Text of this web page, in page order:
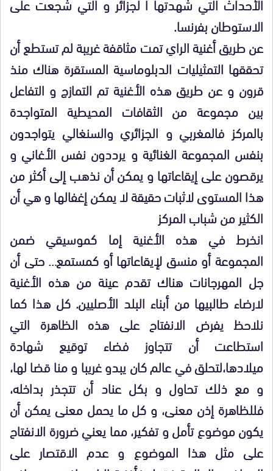
الاستوطان بفرنسا.
عن طريق أغنية الراي تمت مثاقفة غريبة لم تستطع أن
تحققها التمثيليات الدبلوماسية المستقرة هناك منذ
قرون و عن طريق هذه الأغنية تم التمازج و التفاعل
بين مجموعة من الثقافات المحيطية المتواجدة
بالمركز فالمغربي و الجزائري والسنغالي يتواجدون
بنفس المجموعة الغنائية و يرددون نفس الأغاني و
يرقصون على إيقاعاتها و يمكن أن نذهب إلى أكثر من
هذا المستوى لاثبات حقيقة لا يمكن إغفالها و هي أن
الكثير من شباب المركز
انخرط في هذه الأغنية إما كموسيقي ضمن
المجموعة أو منسق لإيقاعاتها أو كمستمع… حتى أن
جل المهرجانات هناك تقدم عينة من هذه الأغنية
لارضاء طالبيها من أبناء البلد الأصليين. كل هذا كما
نلاحظ يفرض الانفتاح على هذه الظاهرة التي
استطاعت أن تتجاوز فضاء توقيع شهادة
ميلادها،لتحلق في عالم كان يبدو غريبا و منا قضا لها،
و مع ذلك تحاول و بكل عناد أن تتجذر بداخله،
فللظاهرة إذن معنى، و كل ما يحمل معنى يمكن أن
يكون موضوع تأمل و تفكير، مما يعني ضرورة الانفتاح
على مثل هذا الموضوع و عدم الاقتصار على